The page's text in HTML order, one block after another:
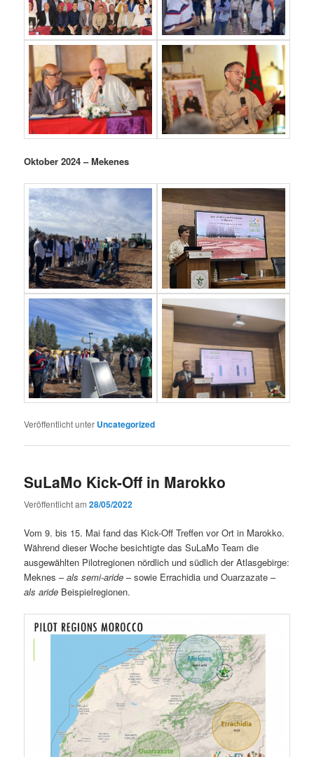
Oktober 2024 – Mekenes
Veröffentlicht unter Uncategorized
SuLaMo Kick-Off in Marokko
Veröffentlicht am28/05/2022
Vom 9. bis 15. Mai fand das Kick-Off Treffen vor Ort in Marokko.
Während dieser Woche besichtigte das SuLaMo Team die
ausgewählten Pilotregionen nördlich und südlich der Atlasgebirge:
Meknes –als semi-aride– sowie Errachidia und Ouarzazate –
als aride Beispielregionen.